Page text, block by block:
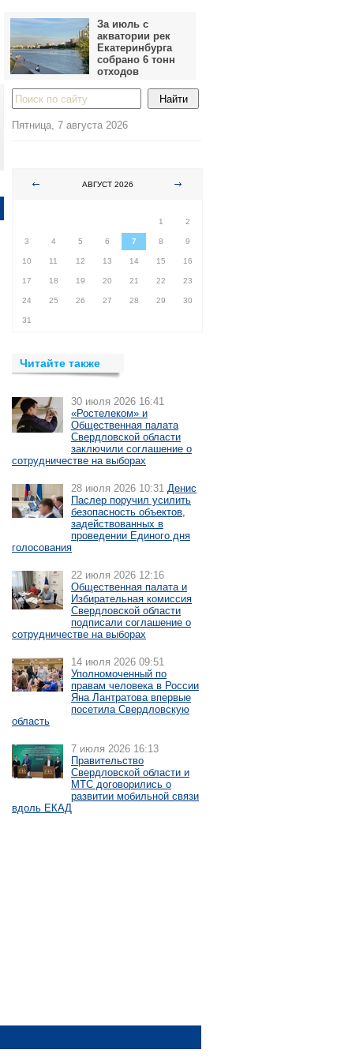
За июль с
акватории рек
Екатеринбурга
собрано 6 тонн
отходов
Пятница, 7 августа 2026
АВГУСТ 2026
1
2
3 4 5 6 7 8 9
10 11 12 13 14 15 16
17 18 19 20 21 22 23
24 25 26 27 28 29 30
31
Читайте также
30 июля 2026 16:41
«Ростелеком» и
Общественная палата
Свердловской области
заключили соглашение о
сотрудничестве на выборах
28 июля 2026 10:31 Денис
Паслер поручил усилить
безопасность объектов,
задействованных в
проведении Единого дня
голосования
22 июля 2026 12:16
Общественная палата и
Избирательная комиссия
Свердловской области
подписали соглашение о
сотрудничестве на выборах
14 июля 2026 09:51
Уполномоченный по
правам человека в России
Яна Лантратова впервые
посетила Свердловскую
область
7 июля 2026 16:13
Правительство
Свердловской области и
МТС договорились о
развитии мобильной связи
вдоль ЕКАД